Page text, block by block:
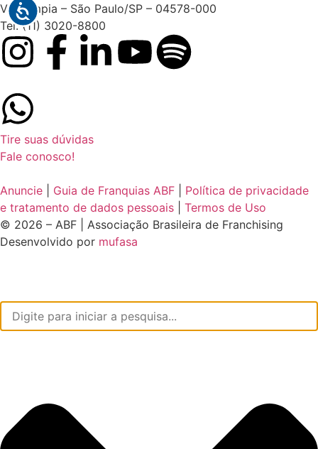
Vl. Olímpia – São Paulo/SP – 04578-000
Tel: (11) 3020-8800
Tire suas dúvidas
Fale conosco!
Anuncie Guia de Franquias ABF
Política de privacidade
e tratamento de dados pessoais
Termos de Uso
© 2026 – ABF | Associação Brasileira de Franchising
Desenvolvido por mufasa